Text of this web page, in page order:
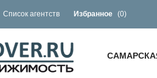
Список агентств Избранное (0)